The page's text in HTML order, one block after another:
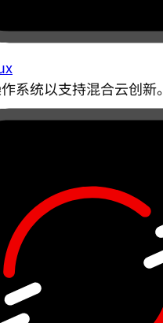
系统以支持混合云创新。